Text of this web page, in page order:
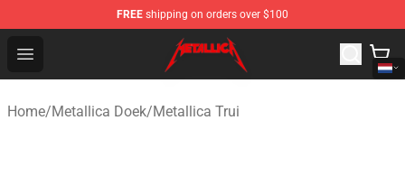
FREE shipping on orders over $100
Open menu
Metallica Store - Official Metallica Merchandise Shop
Home/Metallica Doek/Metallica Trui